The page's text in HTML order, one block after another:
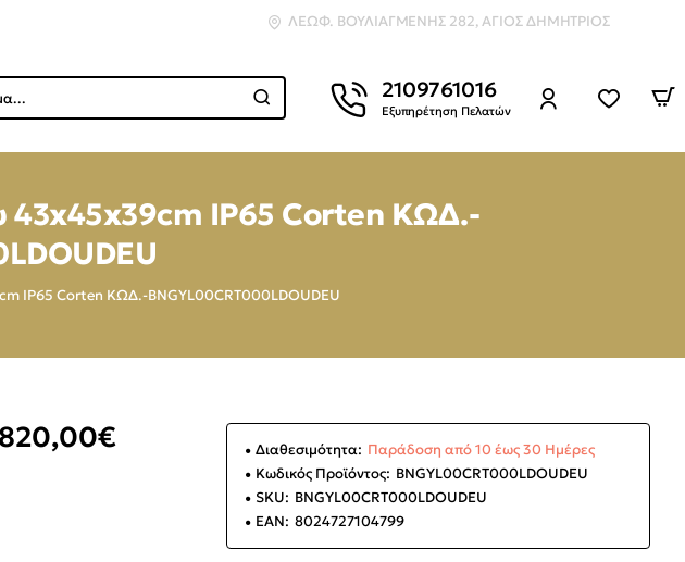
ΛΕΩΦ. ΒΟΥΛΙΑΓΜΈΝΗΣ 282, ΆΓΙΟΣ ΔΗΜΉΤΡΙΟΣ
2109761016
Εξυπηρέτηση Πελατών
43x45x39cm IP65 Corten ΚΩΔ.-
IP65 Corten ΚΩΔ.-BNGYL00CRT000LDOUDEU
820,00€ Διαθεσιμότητα: Παράδοση από 10 έως 30 Ημέρες
Κωδικός Προϊόντος: BNGYL00CRT000LDOUDEU
SKU: BNGYL00CRT000LDOUDEU
EAN: 8024727104799